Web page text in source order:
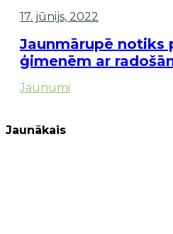
17. jūnijs, 2022
Jaunmārupē notiks
ģimenēm ar
Jaunumi
Jaunākais